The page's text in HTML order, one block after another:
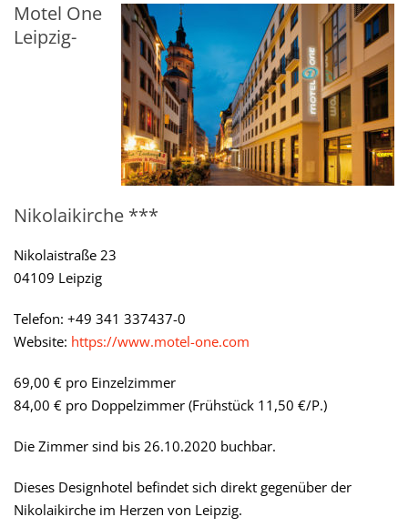
Motel One
Leipzig-
Nikolaikirche ***
Nikolaistraße 23
04109 Leipzig
Telefon: +49 341 337437-0
Website: https://www.motel-one.com
69,00 € pro Einzelzimmer
84,00 € pro Doppelzimmer (Frühstück 11,50 €/P.)
Die Zimmer sind bis 26.10.2020 buchbar.
Dieses Designhotel befindet sich direkt gegenüber der
Nikolaikirche im Herzen von Leipzig.